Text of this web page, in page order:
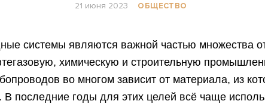
21 июня 2023 ОБЩЕСТВО
системы являются важной частью множества
химическую и строительную
во многом зависит от материала, из
В последние годы для этих целей всё чаще